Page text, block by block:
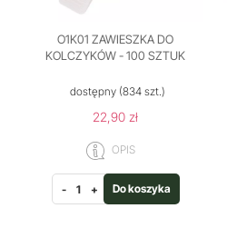
O1K01 ZAWIESZKA DO
KOLCZYKÓW - 100 SZTUK
dostępny (834 szt.)
22,90 zł
OPIS
- + Do koszyka